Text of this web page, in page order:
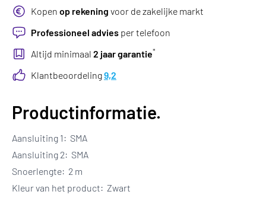
Kopen op rekening voor de zakelijke markt
Professioneel advies per telefoon
Altijd minimaal 2 jaar garantie*
Klantbeoordeling9,2
Productinformatie.
Aansluiting 1: SMA
Aansluiting 2: SMA
Snoerlengte: 2 m
Kleur van het product: Zwart